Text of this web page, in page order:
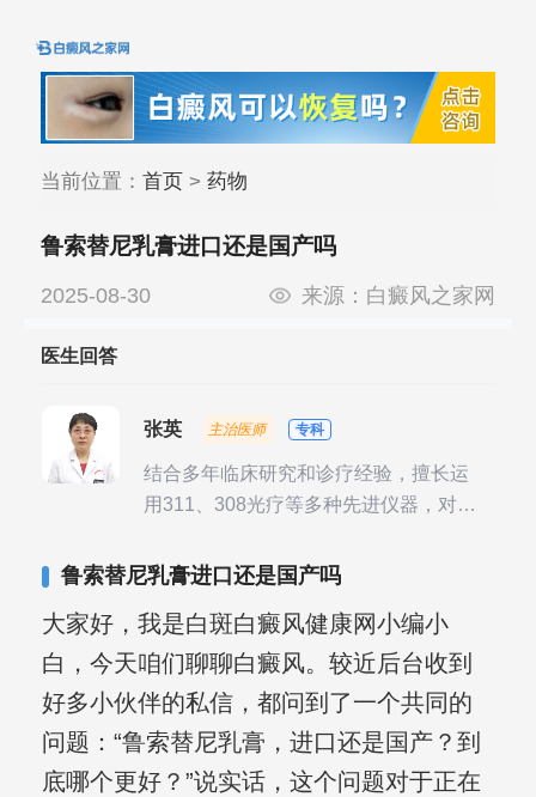
当前位置： 首页> 药物
鲁索替尼乳膏进口还是国产吗
2025-08-30 来源： 白癜风之家网
医生回答
张英 主治医师 专科
结合多年临床研究和诊疗经验，擅长运
用311、308光疗等多种先进仪器，对不
其对女性银屑病、顽固性银屑病、全身
验。
鲁索替尼乳膏进口还是国产吗
大家好，我是白斑白癜风健康网小编小
白，今天咱们聊聊白癜风。较近后台收到
好多小伙伴的私信，都问到了一个共同的
问题：“鲁索替尼乳膏，进口还是国产？到
底哪个更好？”说实话，这个问题对于正在